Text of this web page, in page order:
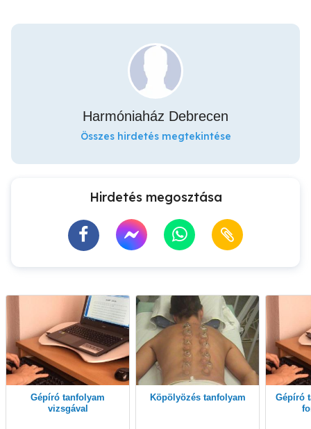
Harmóniaház Debrecen
Összes hirdetés megtekintése
Hirdetés megosztása
Gépíró tanfolyam
vizsgával
Köpölyözés tanfolyam
Gépíró tanfolyam online